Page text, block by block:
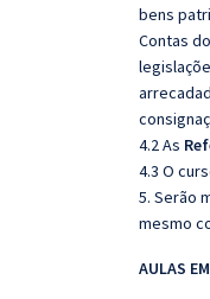
bens
Contas
4.2 As
4.3 O
5. Serão
mesmo
AULAS